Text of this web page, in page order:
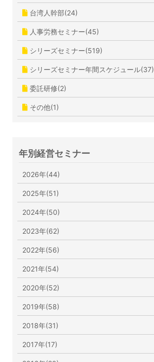
台湾人幹部(24)
人事労務セミナー(45)
シリーズセミナー(519)
シリーズセミナー年間スケジュール(37)
委託研修(2)
その他(1)
年別経営セミナー
2026年(44)
2025年(51)
2024年(50)
2023年(62)
2022年(56)
2021年(54)
2020年(52)
2019年(58)
2018年(31)
2017年(17)